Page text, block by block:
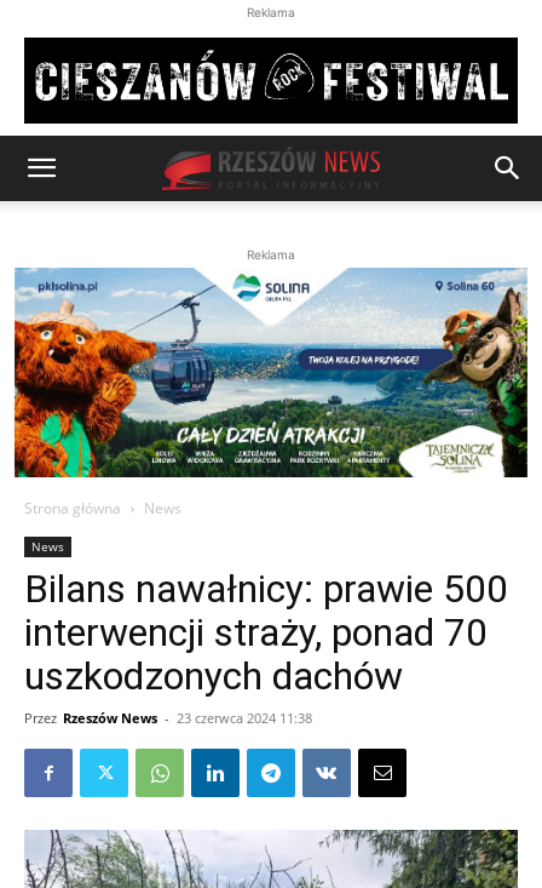
Reklama
Reklama
Strona główna News
News
Bilans nawałnicy: prawie 500
interwencji straży, ponad 70
uszkodzonych dachów
Przez Rzeszów News - 23 czerwca 2024 11:38